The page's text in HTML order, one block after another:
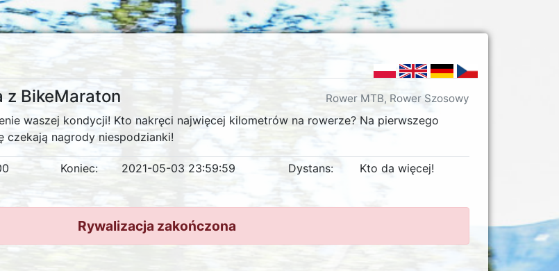
z BikeMaraton Rower MTB, Rower Szosowy
waszej kondycji! Kto nakręci najwięcej kilometrów na rowerze? Na pierwszego
czekają nagrody niespodzianki!
Koniec: 2021-05-03 23:59:59 Dystans: Kto da więcej!
Rywalizacja zakończona